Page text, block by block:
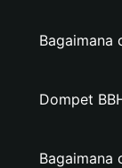
Bagaimana
Dompet
Bagaimana